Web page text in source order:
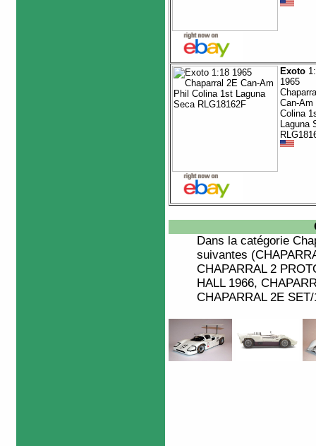
Exoto
1965
Can-Am
Colina
Laguna
Dans la catégorie
suivantes
CHAPARRAL 2
HALL 1966,
CHAPARRAL 2E